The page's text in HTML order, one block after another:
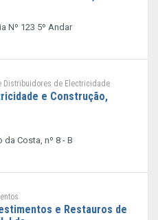
Nº 123 5º Andar
Distribuidores de Electricidade
e Construção,
Costa, nº 8 - B
e Restauros de